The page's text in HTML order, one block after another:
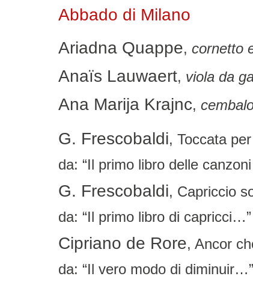
Abbado di Milano
Ariadna Quappe, cornetto
Anaïs Lauwaert, viola da
Ana Marija Krajnc,
G. Frescobaldi, Toccata
da: “Il primo libro delle
G. Frescobaldi, Capriccio
da: “Il primo libro di
Cipriano de Rore, Ancor
da: “Il vero modo di